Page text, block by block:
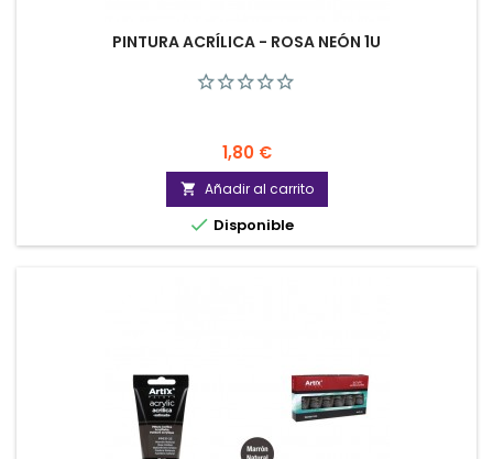
PINTURA ACRÍLICA - ROSA NEÓN 1U
Precio
1,80 €
 Añadir al carrito
 Disponible